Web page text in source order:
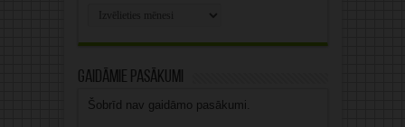
Gaidāmie pasākumi
Šobrīd nav gaidāmo pasākumi.